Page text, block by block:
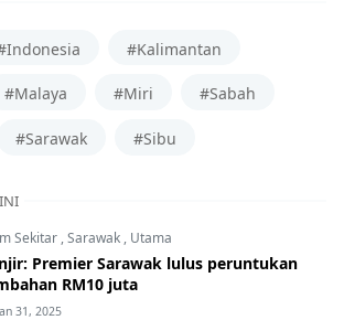
#Kalimantan
#Malaya #Miri #Sabah
#Sarawak #Sibu
Sekitar ,Sarawak , Utama
Premier Sarawak lulus peruntukan
RM10 juta
31, 2025